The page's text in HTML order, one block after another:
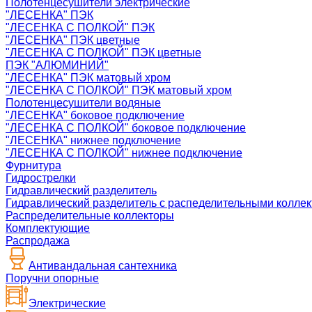
Полотенцесушители электрические
"ЛЕСЕНКА" ПЭК
"ЛЕСЕНКА С ПОЛКОЙ" ПЭК
"ЛЕСЕНКА" ПЭК цветные
"ЛЕСЕНКА С ПОЛКОЙ" ПЭК цветные
ПЭК "АЛЮМИНИЙ"
"ЛЕСЕНКА" ПЭК матовый хром
"ЛЕСЕНКА С ПОЛКОЙ" ПЭК матовый хром
Полотенцесушители водяные
"ЛЕСЕНКА" боковое подключение
"ЛЕСЕНКА С ПОЛКОЙ" боковое подключение
"ЛЕСЕНКА" нижнее подключение
"ЛЕСЕНКА С ПОЛКОЙ" нижнее подключение
Фурнитура
Гидрострелки
Гидравлический разделитель
Гидравлический разделитель с распеделительными
Распределительные коллекторы
Комплектующие
Распродажа
Антивандальная сантехника
Поручни опорные
Электрические